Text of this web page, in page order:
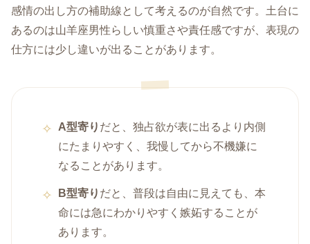
感情の出し方の補助線として考えるのが自然です。土台に
あるのは山羊座男性らしい慎重さや責任感ですが、表現の
仕方には少し違いが出ることがあります。
A型寄り だと、独占欲が表に出るより内側
にたまりやすく、我慢してから不機嫌に
なることがあります。
B型寄り だと、普段は自由に見えても、本
命には急にわかりやすく嫉妬することが
あります。